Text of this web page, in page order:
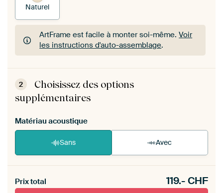
Naturel
ArtFrame est facile à monter soi-même.Voir
les instructions d'auto-assemblage.
ArtFrame est facile à monter soi-même.Voir
les instructions d'auto-assemblage
2
supplémentaires
Matériau acoustique
Sans Avec
materiaal toe aan je ArtFrame set.
Prix total 119.-CHF